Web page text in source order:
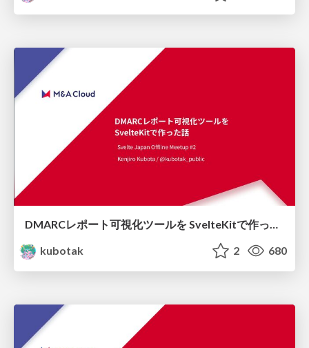
DMARCレポート可視化ツールを SvelteKitで作った話
kubotak
2 680